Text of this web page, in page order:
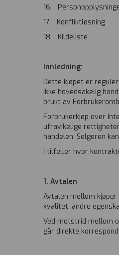
16.
17. Konfliktløsning
18. Kildeliste
Innledning:
Dette kjøpet er
ikke hovedsakelig
brukt av
Forbrukerkjøp over
ufravikelige
handelen. Selgeren
I tilfeller hvor
1. Avtalen
Avtalen mellom
kvalitet, andre
Ved motstrid mellom
går direkte